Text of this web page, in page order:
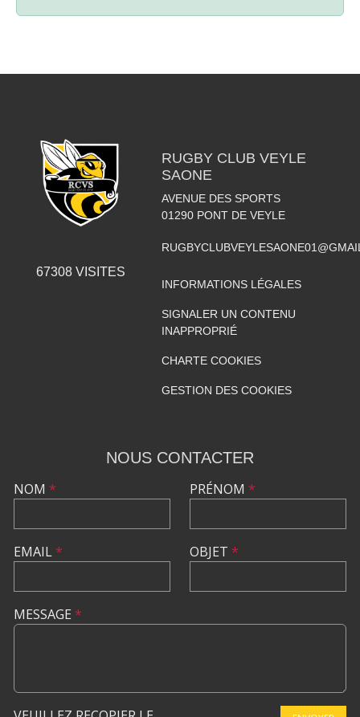
67308VISITES
RUGBY CLUB VEYLE
SAONE
AVENUE DES SPORTS
01290 PONT DE VEYLE
INFORMATIONS LÉGALES
SIGNALER UN CONTENU
INAPPROPRIÉ
CHARTE COOKIES
GESTION DES COOKIES
NOUS CONTACTER
NOM *
EMAIL*
PRÉNOM *
OBJET *
MESSAGE *